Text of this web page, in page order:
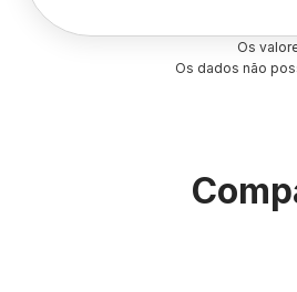
Os
Os dados não